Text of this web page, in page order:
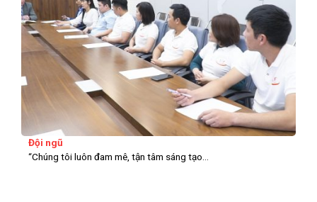
Đội ngũ
“Chúng tôi luôn đam mê, tận tâm sáng tạo...